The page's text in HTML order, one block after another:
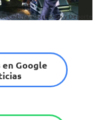
Cultura, Recreación y Deporte
en Google